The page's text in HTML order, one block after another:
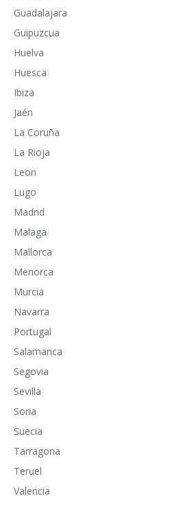
Guadalajara
Guipuzcua
Huelva
Huesca
Ibiza
Jaén
La Coruña
La Rioja
Leon
Lugo
Madrid
Malaga
Mallorca
Menorca
Murcia
Navarra
Portugal
Salamanca
Segovia
Sevilla
Soria
Suecia
Tarragona
Teruel
Valencia